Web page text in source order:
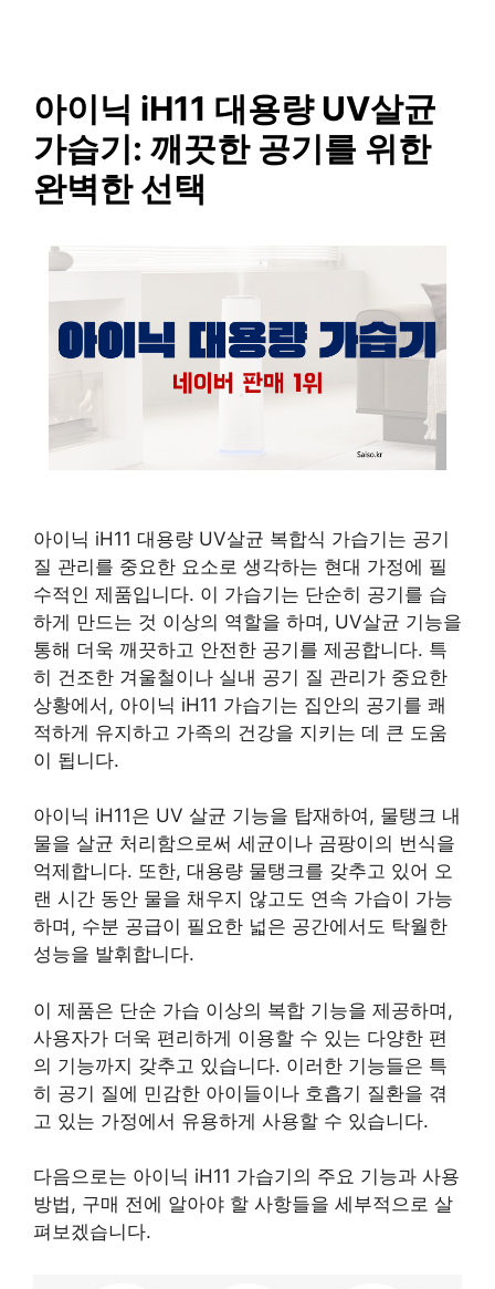
아이닉 iH11 대용량 UV살균
가습기: 깨끗한 공기를 위한
완벽한 선택
아이닉 iH11 대용량 UV살균 복합식 가습기는 공기
질 관리를 중요한 요소로 생각하는 현대 가정에 필
수적인 제품입니다. 이 가습기는 단순히 공기를 습
하게 만드는 것 이상의 역할을 하며, UV살균 기능을
통해 더욱 깨끗하고 안전한 공기를 제공합니다. 특
히 건조한 겨울철이나 실내 공기 질 관리가 중요한
상황에서, 아이닉 iH11 가습기는 집안의 공기를 쾌
적하게 유지하고 가족의 건강을 지키는 데 큰 도움
이 됩니다.
아이닉 iH11은 UV 살균 기능을 탑재하여, 물탱크 내
물을 살균 처리함으로써 세균이나 곰팡이의 번식을
억제합니다. 또한, 대용량 물탱크를 갖추고 있어 오
랜 시간 동안 물을 채우지 않고도 연속 가습이 가능
하며, 수분 공급이 필요한 넓은 공간에서도 탁월한
성능을 발휘합니다.
이 제품은 단순 가습 이상의 복합 기능을 제공하며,
사용자가 더욱 편리하게 이용할 수 있는 다양한 편
의 기능까지 갖추고 있습니다. 이러한 기능들은 특
히 공기 질에 민감한 아이들이나 호흡기 질환을 겪
고 있는 가정에서 유용하게 사용할 수 있습니다.
다음으로는 아이닉 iH11 가습기의 주요 기능과 사용
방법, 구매 전에 알아야 할 사항들을 세부적으로 살
펴보겠습니다.